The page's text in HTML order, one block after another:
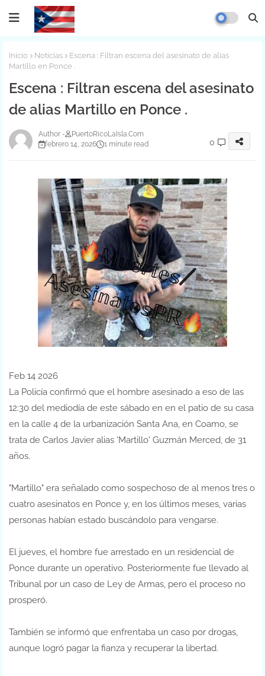
Inicio Noticias
Escena : Filtran escena del asesinato de alias
Martillo en Ponce .
Escena : Filtran escena del asesinato
de alias Martillo en Ponce .
PuertoRicoLaIsla.Com
febrero 14, 2026
1 minute read 0
Feb 14 2026
La Policía confirmó que el hombre asesinado a eso de las
12:30 del mediodía de este sábado en en el patio de su casa
en la calle 4 de la urbanización Santa Ana, en Coamo, se
trata de Carlos Javier alias 'Martillo' Guzmán Merced, de 31
años.
"Martillo" era señalado como sospechoso de al menos tres o
cuatro asesinatos en Ponce y, en los últimos meses, varias
personas habían estado buscándolo para vengarse.
El jueves, el hombre fue arrestado en un residencial de
Ponce durante un operativo. Posteriormente fue llevado al
Tribunal por un caso de Ley de Armas, pero el proceso no
prosperó.
También se informó que enfrentaba un caso por drogas,
aunque logró pagar la fianza y recuperar la libertad.